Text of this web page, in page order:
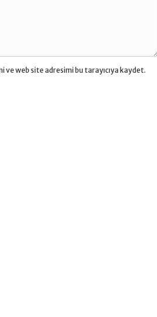
ve web site adresimi bu tarayıcıya kaydet.